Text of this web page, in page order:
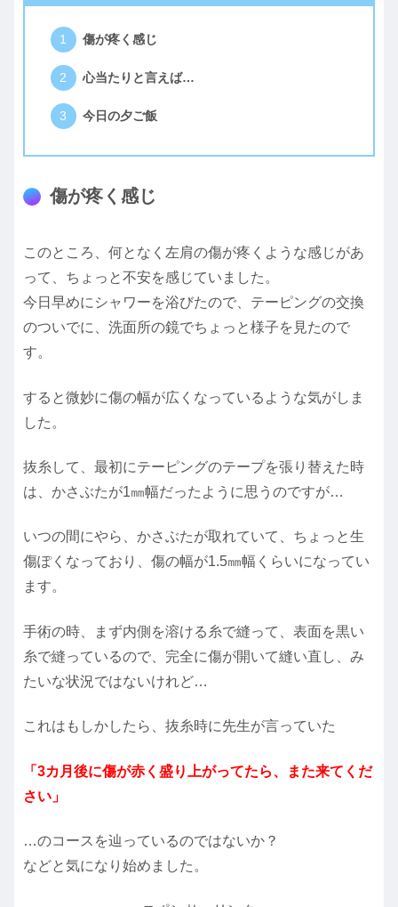
傷が疼く感じ
心当たりと言えば…
今日の夕ご飯
傷が疼く感じ
このところ、何となく左肩の傷が疼くような感じがあ
って、ちょっと不安を感じていました。
今日早めにシャワーを浴びたので、テーピングの交換
のついでに、洗面所の鏡でちょっと様子を見たので
す。
すると微妙に傷の幅が広くなっているような気がしま
した。
抜糸して、最初にテーピングのテープを張り替えた時
は、かさぶたが1㎜幅だったように思うのですが…
いつの間にやら、かさぶたが取れていて、ちょっと生
傷ぽくなっており、傷の幅が1.5㎜幅くらいになってい
ます。
手術の時、まず内側を溶ける糸で縫って、表面を黒い
糸で縫っているので、完全に傷が開いて縫い直し、み
たいな状況ではないけれど…
これはもしかしたら、抜糸時に先生が言っていた
「3カ月後に傷が赤く盛り上がってたら、また来てくだ
さい」
…のコースを辿っているのではないか？
などと気になり始めました。